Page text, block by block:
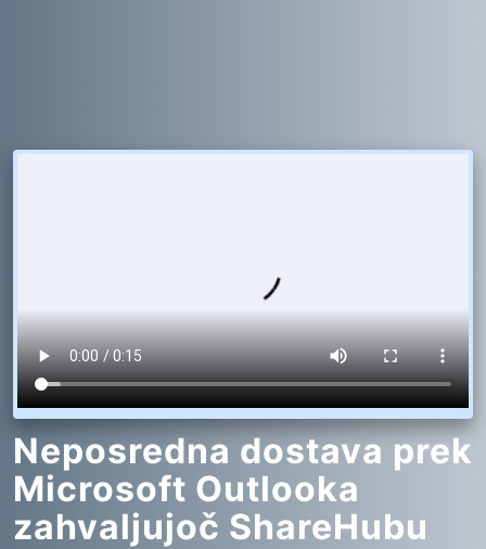
Neposredna dostava prek
Microsoft Outlooka
zahvaljujoč ShareHubu